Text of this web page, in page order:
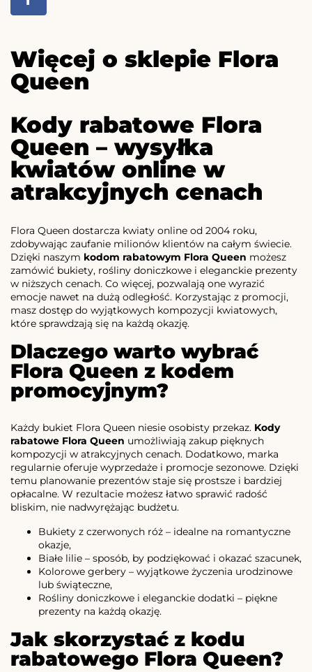
Więcej o sklepie Flora
Queen
Kody rabatowe Flora
Queen – wysyłka
kwiatów online w
atrakcyjnych cenach
Flora Queen dostarcza kwiaty online od 2004 roku,
zdobywając zaufanie milionów klientów na całym świecie.
Dzięki naszym kodom rabatowym Flora Queen możesz
zamówić bukiety, rośliny doniczkowe i eleganckie prezenty
w niższych cenach. Co więcej, pozwalają one wyrazić
emocje nawet na dużą odległość. Korzystając z promocji,
masz dostęp do wyjątkowych kompozycji kwiatowych,
które sprawdzają się na każdą okazję.
Dlaczego warto wybrać
Flora Queen z kodem
promocyjnym?
Każdy bukiet Flora Queen niesie osobisty przekaz. Kody
rabatowe Flora Queen umożliwiają zakup pięknych
kompozycji w atrakcyjnych cenach. Dodatkowo, marka
regularnie oferuje wyprzedaże i promocje sezonowe. Dzięki
temu planowanie prezentów staje się prostsze i bardziej
opłacalne. W rezultacie możesz łatwo sprawić radość
bliskim, nie nadwyrężając budżetu.
Bukiety z czerwonych róż – idealne na romantyczne
okazje,
Białe lilie – sposób, by podziękować i okazać szacunek,
Kolorowe gerbery – wyjątkowe życzenia urodzinowe
lub świąteczne,
Rośliny doniczkowe i eleganckie dodatki – piękne
prezenty na każdą okazję.
Jak skorzystać z kodu
rabatowego Flora Queen?